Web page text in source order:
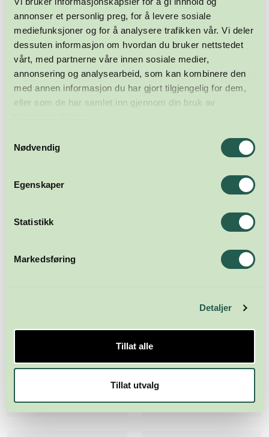
annonser et personlig preg, for å levere sosiale
mediefunksjoner og for å analysere trafikken vår. Vi deler
dessuten informasjon om hvordan du bruker nettstedet
vårt, med partnerne våre innen sosiale medier,
annonsering og analysearbeid, som kan kombinere den
med annen informasjon du har gjort tilgjengelig for dem,
eller som de har samlet inn gjennom din bruk av
Nødvendig
Egenskaper
Statistikk
Markedsføring
Detaljer
Tillat alle
Tillat utvalg